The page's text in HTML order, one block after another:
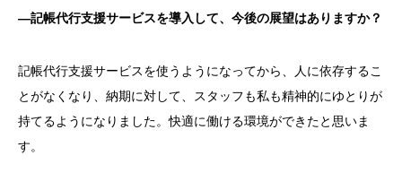
―記帳代行支援サービスを導入して、今後の展望はありますか？
記帳代行支援サービスを使うようになってから、人に依存するこ
とがなくなり、納期に対して、スタッフも私も精神的にゆとりが
持てるようになりました。快適に働ける環境ができたと思いま
す。